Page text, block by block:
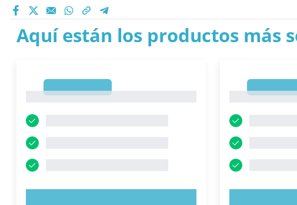
Aquí están los productos más